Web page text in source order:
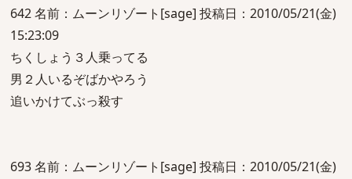
642 名前：ムーンリゾート[sage] 投稿日：2010/05/21(金)
15:23:09
ちくしょう３人乗ってる
男２人いるぞばかやろう
追いかけてぶっ殺す
693 名前：ムーンリゾート[sage] 投稿日：2010/05/21(金)